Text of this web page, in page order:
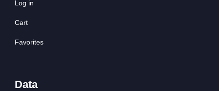
Log in
Cart
Favorites
Data